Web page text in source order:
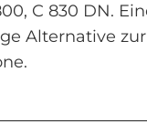
C 830 DN.
Alternative